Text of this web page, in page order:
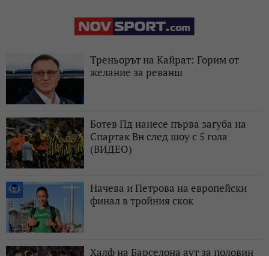
Треньорът на Кайрат: Горим от
желание за реванш
Ботев Пд нанесе първа загуба на
Спартак Вн след шоу с 5 гола
(ВИДЕО)
Начева и Петрова на европейски
финал в тройния скок
Халф на Барселона аут за половин